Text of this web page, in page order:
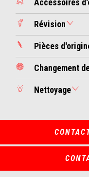
Révision
Pièces
Changement
Nettoyage